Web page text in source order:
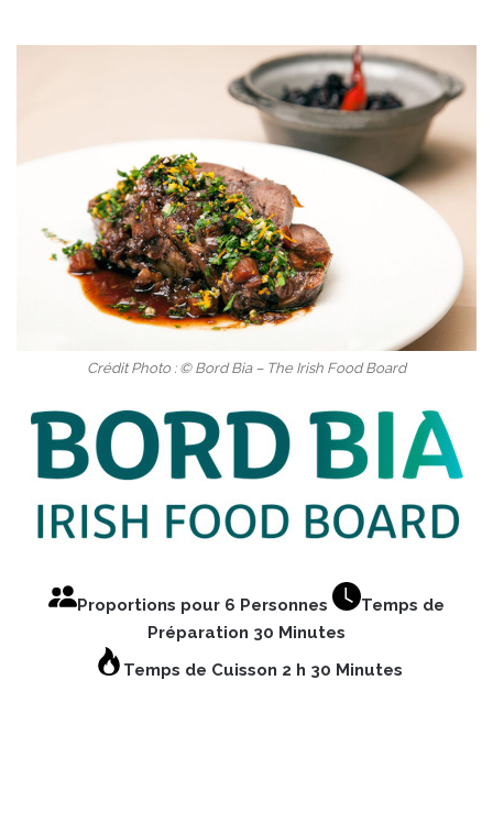
Crédit Photo : © Bord Bia – The Irish Food Board
Proportions pour 6 Personnes
Temps de
Préparation 30 Minutes
Temps de Cuisson 2 h 30 Minutes